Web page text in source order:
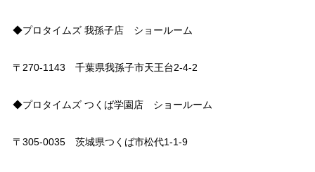
◆プロタイムズ 我孫子店 ショールーム
〒270-1143 千葉県我孫子市天王台2-4-2
◆プロタイムズ つくば学園店 ショールーム
〒305-0035 茨城県つくば市松代1-1-9